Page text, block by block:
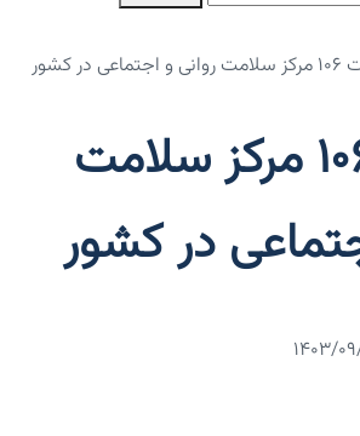
کشور
فعالیت ۱۰۶ مرکز سلامت
در کشور